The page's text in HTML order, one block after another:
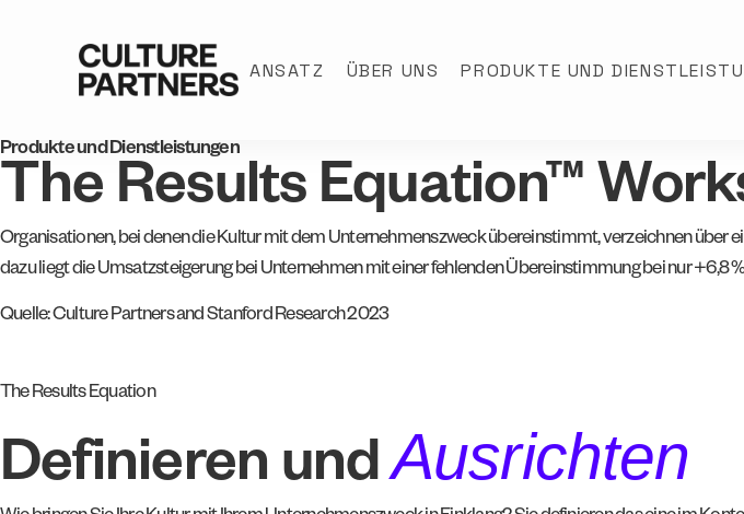
ANSATZ ÜBER UNS PRODUKTE UND
Produkte und Dienstleistungen
The Results Equation™
Organisationen, bei denen die Kultur mit dem Unternehmenszweck übereinstimmt, verzeichnen
dazu liegt die Umsatzsteigerung bei Unternehmen mit einer fehlenden Übereinstimmung bei nur +6,8
Quelle: Culture Partners and Stanford Research 2023
The Results Equation
Definieren undAusrichten